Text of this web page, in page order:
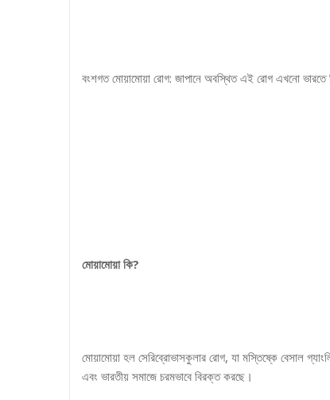
বংশগত মোয়ামোয়া রোগ: জাপানে অবস্থিত এই রোগ এখনো ভারতে
মোয়ামোয়া কি?
মোয়ামোয়া হল সেরিব্রোভাসকুলার রোগ, যা মস্তিষ্কে বেসাল
এবং ভারতীয় সমাজে চরমভাবে বিরক্ত করছে।